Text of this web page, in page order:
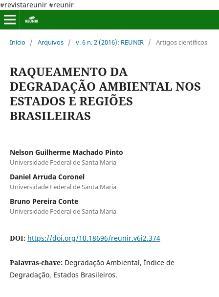
#revistareunir #reunir
Início / Arquivos / v. 6 n. 2 (2016): REUNIR / Artigos científicos
RAQUEAMENTO DA
DEGRADAÇÃO AMBIENTAL NOS
ESTADOS E REGIÕES
BRASILEIRAS
Nelson Guilherme Machado Pinto
Universidade Federal de Santa Maria
Daniel Arruda Coronel
Universidade Federal de Santa Maria
Bruno Pereira Conte
Universidade Federal de Santa Maria
DOI: https://doi.org/10.18696/reunir.v6i2.374
Palavras-chave: Degradação Ambiental, Índice de
Degradação, Estados Brasileiros.